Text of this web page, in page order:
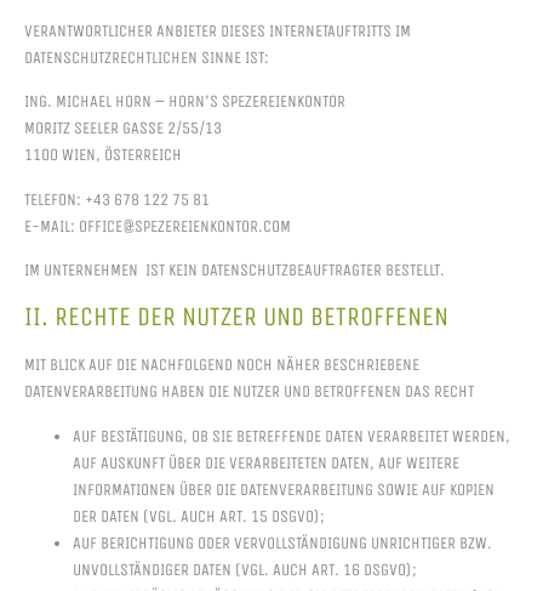
VERANTWORTLICHER ANBIETER DIESES INTERNETAUFTRITTS IM
DATENSCHUTZRECHTLICHEN SINNE IST:
ING. MICHAEL HORN – HORN’S SPEZEREIENKONTOR
MORITZ SEELER GASSE 2/55/13
1100 WIEN, ÖSTERREICH
TELEFON: +43 678 122 75 81
E-MAIL: OFFICE@SPEZEREIENKONTOR.COM
IM UNTERNEHMEN IST KEIN DATENSCHUTZBEAUFTRAGTER BESTELLT.
II. RECHTE DER NUTZER UND BETROFFENEN
MIT BLICK AUF DIE NACHFOLGEND NOCH NÄHER BESCHRIEBENE
DATENVERARBEITUNG HABEN DIE NUTZER UND BETROFFENEN DAS RECHT
AUF BESTÄTIGUNG, OB SIE BETREFFENDE DATEN VERARBEITET WERDEN,
AUF AUSKUNFT ÜBER DIE VERARBEITETEN DATEN, AUF WEITERE
INFORMATIONEN ÜBER DIE DATENVERARBEITUNG SOWIE AUF KOPIEN
DER DATEN (VGL. AUCH ART. 15 DSGVO);
AUF BERICHTIGUNG ODER VERVOLLSTÄNDIGUNG UNRICHTIGER BZW.
UNVOLLSTÄNDIGER DATEN (VGL. AUCH ART. 16 DSGVO);